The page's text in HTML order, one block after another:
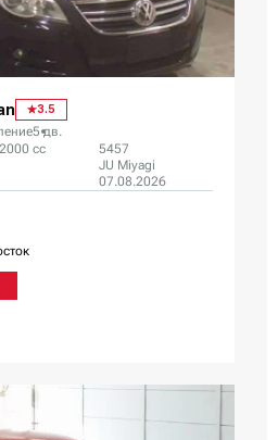
3.5
5 дв.
2000 сс
5457
JU Miyagi
07.08.2026